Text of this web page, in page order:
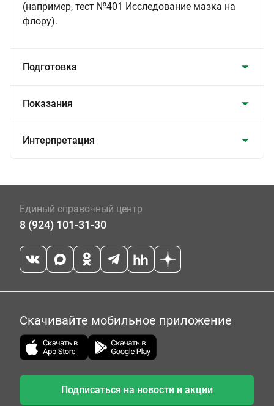
(например, тест №401 Исследование мазка на
флору).
Подготовка
Показания
Интерпретация
Единый справочный центр
8 (924) 101-31-30
Скачивайте мобильное приложение
Подписаться на новости и акции